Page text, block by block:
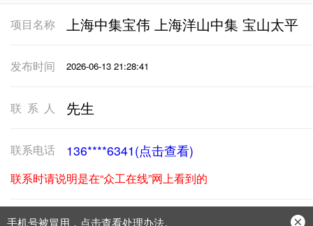
项目名称 上海中集宝伟 上海洋山中集 宝山太平
发布时间 2026-06-13 21:28:41
联系人 先生
联系电话 136****6341(点击查看)
联系时请说明是在“众工在线”网上看到的
手机号被冒用，点击查看处理办法。